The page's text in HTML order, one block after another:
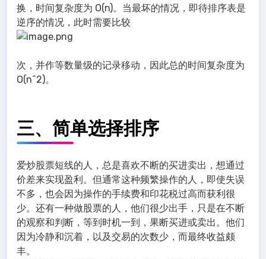
换，时间复杂度为 O(n)。当最坏的情况，即待排序表是
逆序的情况，此时需要比较
次，并作等数量级的记录移动，因此总的时间复杂度为
O(n^2)。
三、简单选择排序
爱炒股票短线的人，总是喜欢不断的买进卖出，想通过
价差来实现盈利。但通常这种频繁操作的人，即使失误
不多，也会因为操作的手续费和印花税过高而获利很
少。还有一种做股票的人，他们很少出手，只是在不断
的观察和判断，等到时机一到，果断买进或卖出。他们
因为冷静和沉着，以及交易的次数少，而最终收益颇
丰。